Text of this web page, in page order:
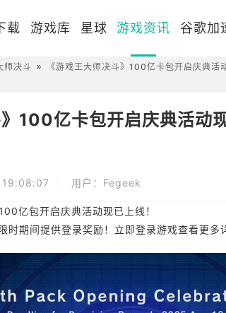
载 游戏库 星球 游戏资讯 谷歌加
师决斗 《游戏王大师决斗》100亿卡包开启庆典活
》100亿卡包开启庆典活动
用户：Fegeek
亿包开启庆典活动现已上线！
时期间提供登录奖励！立即登录游戏查看更多